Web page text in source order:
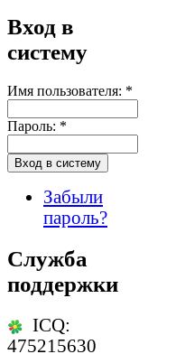
Вход в
систему
Имя пользователя: *
Пароль: *
Забыли
пароль?
Служба
поддержки
ICQ:
475215630